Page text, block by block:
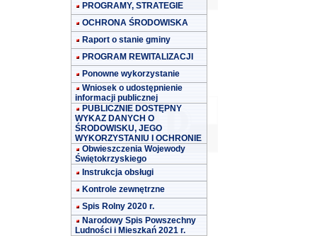
PROGRAMY, STRATEGIE
OCHRONA ŚRODOWISKA
Raport o stanie gminy
PROGRAM REWITALIZACJI
Ponowne wykorzystanie
Wniosek o udostępnienie
informacji publicznej
PUBLICZNIE DOSTĘPNY
WYKAZ DANYCH O
ŚRODOWISKU, JEGO
WYKORZYSTANIU I OCHRONIE
Obwieszczenia Wojewody
Świętokrzyskiego
Instrukcja obsługi
Kontrole zewnętrzne
Spis Rolny 2020 r.
Narodowy Spis Powszechny
Ludności i Mieszkań 2021 r.